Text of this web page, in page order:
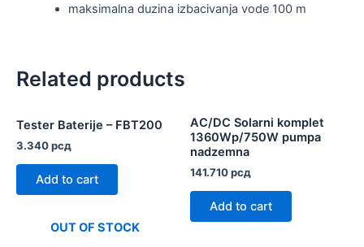
maksimalna duzina izbacivanja vode 100 m
Related products
Tester Baterije – FBT200
3.340рсд
Add to cart
AC/DC Solarni komplet
1360Wp/750W pumpa
nadzemna
141.710рсд
Add to cart
OUT OF STOCK